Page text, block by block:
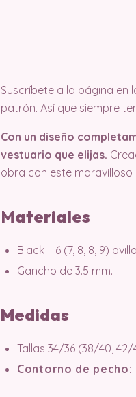
Suscríbete a la página en
patrón. Así que siempre
Con un diseño
vestuario que elijas.
obra con este
Materiales
Black – 6 (7, 8, 8, 9)
Gancho de 3.5 mm.
Medidas
Tallas 34/36 (38/40,
Contorno de pecho: